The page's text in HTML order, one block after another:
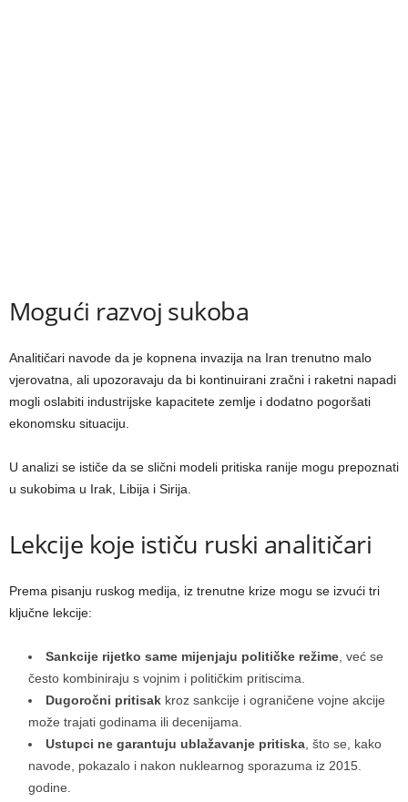
Mogući razvoj sukoba
Analitičari navode da je kopnena invazija na Iran trenutno malo
vjerovatna, ali upozoravaju da bi kontinuirani zračni i raketni napadi
mogli oslabiti industrijske kapacitete zemlje i dodatno pogoršati
ekonomsku situaciju.
U analizi se ističe da se slični modeli pritiska ranije mogu prepoznati
u sukobima u Irak, Libija i Sirija.
Lekcije koje ističu ruski analitičari
Prema pisanju ruskog medija, iz trenutne krize mogu se izvući tri
ključne lekcije:
Sankcije rijetko same mijenjaju političke režime , već se
često kombiniraju s vojnim i političkim pritiscima.
Dugoročni pritisak kroz sankcije i ograničene vojne akcije
može trajati godinama ili decenijama.
Ustupci ne garantuju ublažavanje pritiska , što se, kako
navode, pokazalo i nakon nuklearnog sporazuma iz 2015.
godine.